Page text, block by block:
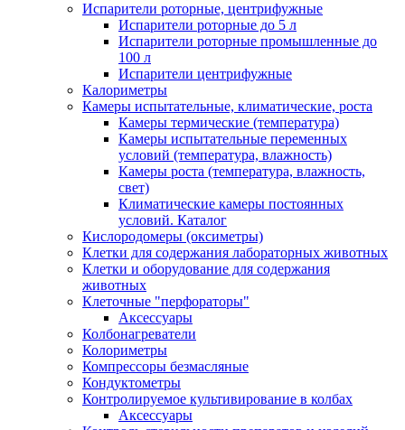
Испарители роторные, центрифужные
Испарители роторные до 5 л
Испарители роторные промышленные до
100 л
Испарители центрифужные
Калориметры
Камеры испытательные, климатические, роста
Камеры термические (температура)
Камеры испытательные переменных
условий (температура, влажность)
Камеры роста (температура, влажность,
свет)
Климатические камеры постоянных
условий. Каталог
Кислородомеры (оксиметры)
Клетки для содержания лабораторных животных
Клетки и оборудование для содержания
животных
Клеточные "перфораторы"
Аксессуары
Колбонагреватели
Колориметры
Компрессоры безмасляные
Кондуктометры
Контролируемое культивирование в колбах
Аксессуары